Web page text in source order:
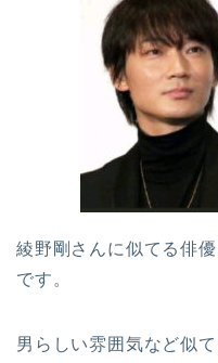
綾野剛さんに似てる俳
です。
男らしい雰囲気など似て